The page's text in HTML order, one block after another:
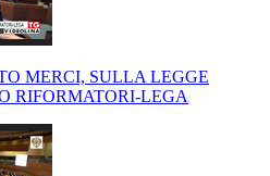
MERCI, SULLA LEGGE
RIFORMATORI-LEGA